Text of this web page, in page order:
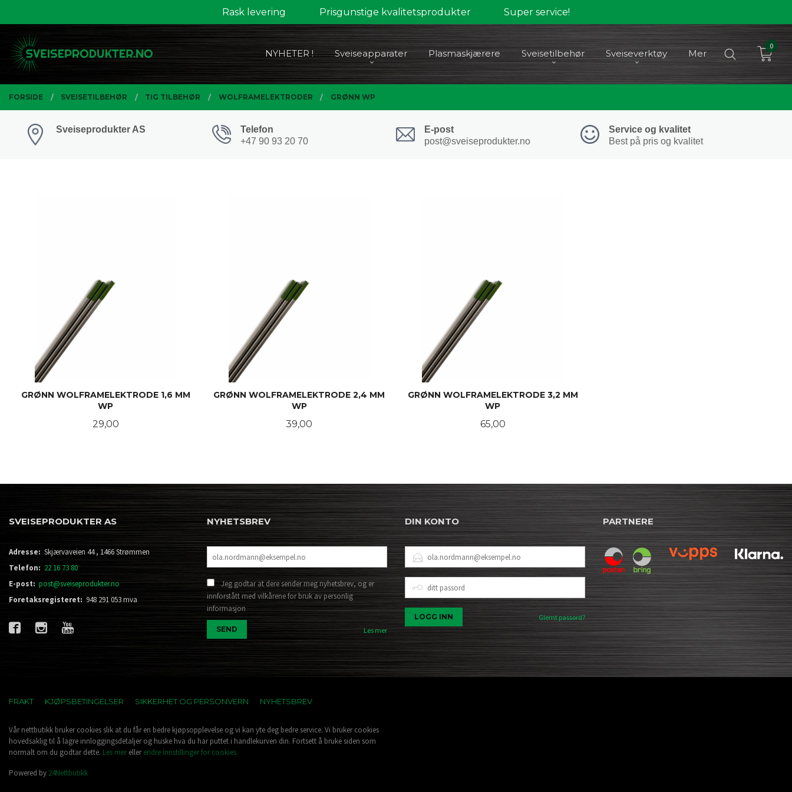
innholdet
Rask levering Prisgunstige kvalitetsprodukter Super service!
PRODUKTER
NYHETER ! Sveiseapparater Plasmaskjærere Sveisetilbehør Sveiseverktøy Mer
0
FORSIDE SVEISETILBEHØR TIG TILBEHØR WOLFRAMELEKTRODER GRØNN WP
Sveiseprodukter AS
Telefon
+47 90 93 20 70
E-post
post@sveiseprodukter.no
Service og kvalitet
Best på pris og kvalitet
GRØNN WOLFRAMELEKTRODE 1,6 MM
WP
Pris
29,00
GRØNN WOLFRAMELEKTRODE 2,4 MM
WP
Pris
39,00
GRØNN WOLFRAMELEKTRODE 3,2 MM
WP
Pris
65,00
SVEISEPRODUKTER AS
Adresse: Skjærvaveien 44 , 1466 Strømmen
Telefon: 22 16 73 80
E-post: post@sveiseprodukter.no
Foretaksregisteret: 948 291 053 mva
NYHETSBREV
Jeg godtar at dere sender meg nyhetsbrev, og er
innforstått med vilkårene for bruk av personlig
informasjon
Les mer
DIN KONTO
POSTADRESSE
PASSORD
Glemt passord?
PARTNERE
FRAKT KJØPSBETINGELSER SIKKERHET OG PERSONVERN NYHETSBREV
Vår nettbutikk bruker cookies slik at du får en bedre kjøpsopplevelse og vi kan yte deg bedre service. Vi bruker cookies
hovedsaklig til å lagre innloggingsdetaljer og huske hva du har puttet i handlekurven din. Fortsett å bruke siden som
normalt om du godtar dette. Les merellerendre innstillinger for cookies.
Powered by 24Nettbutikk